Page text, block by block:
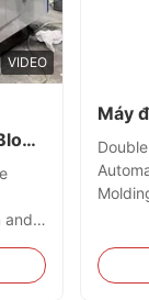
VIDEO
and
Máy